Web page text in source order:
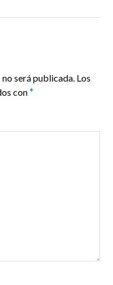
será publicada. Los
con*